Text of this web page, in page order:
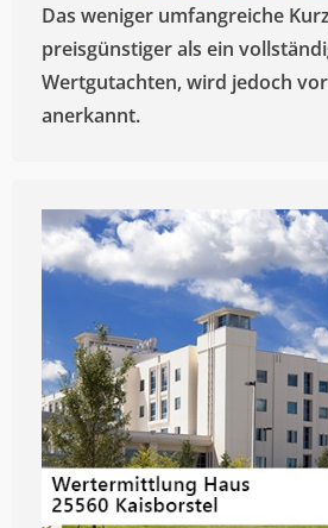
Das weniger umfangreiche
preisgünstiger als ein
Wertgutachten, wird jedoch
anerkannt.